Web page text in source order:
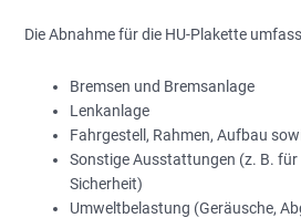
Die Abnahme für die HU-Plakette
Bremsen und Bremsanlage
Lenkanlage
Fahrgestell, Rahmen, Aufbau
Sonstige Ausstattungen (z. B.
Sicherheit)
Umweltbelastung (Geräusche,